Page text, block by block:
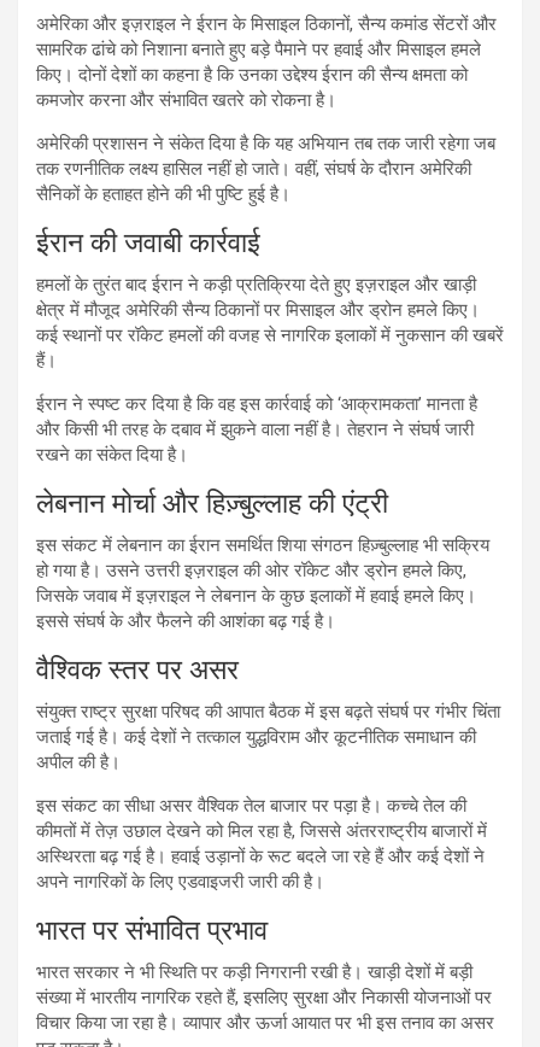
अमेरिका और इज़राइल ने ईरान के मिसाइल ठिकानों, सैन्य कमांड सेंटरों और
सामरिक ढांचे को निशाना बनाते हुए बड़े पैमाने पर हवाई और मिसाइल हमले
किए। दोनों देशों का कहना है कि उनका उद्देश्य ईरान की सैन्य क्षमता को
कमजोर करना और संभावित खतरे को रोकना है।
अमेरिकी प्रशासन ने संकेत दिया है कि यह अभियान तब तक जारी रहेगा जब
तक रणनीतिक लक्ष्य हासिल नहीं हो जाते। वहीं, संघर्ष के दौरान अमेरिकी
सैनिकों के हताहत होने की भी पुष्टि हुई है।
ईरान की जवाबी कार्रवाई
हमलों के तुरंत बाद ईरान ने कड़ी प्रतिक्रिया देते हुए इज़राइल और खाड़ी
क्षेत्र में मौजूद अमेरिकी सैन्य ठिकानों पर मिसाइल और ड्रोन हमले किए।
कई स्थानों पर रॉकेट हमलों की वजह से नागरिक इलाकों में नुकसान की खबरें
हैं।
ईरान ने स्पष्ट कर दिया है कि वह इस कार्रवाई को ‘आक्रामकता’ मानता है
और किसी भी तरह के दबाव में झुकने वाला नहीं है। तेहरान ने संघर्ष जारी
रखने का संकेत दिया है।
लेबनान मोर्चा और हिज़्बुल्लाह की एंट्री
इस संकट में लेबनान का ईरान समर्थित शिया संगठन हिज़्बुल्लाह भी सक्रिय
हो गया है। उसने उत्तरी इज़राइल की ओर रॉकेट और ड्रोन हमले किए,
जिसके जवाब में इज़राइल ने लेबनान के कुछ इलाकों में हवाई हमले किए।
इससे संघर्ष के और फैलने की आशंका बढ़ गई है।
वैश्विक स्तर पर असर
संयुक्त राष्ट्र सुरक्षा परिषद की आपात बैठक में इस बढ़ते संघर्ष पर गंभीर चिंता
जताई गई है। कई देशों ने तत्काल युद्धविराम और कूटनीतिक समाधान की
अपील की है।
इस संकट का सीधा असर वैश्विक तेल बाजार पर पड़ा है। कच्चे तेल की
कीमतों में तेज़ उछाल देखने को मिल रहा है, जिससे अंतरराष्ट्रीय बाजारों में
अस्थिरता बढ़ गई है। हवाई उड़ानों के रूट बदले जा रहे हैं और कई देशों ने
अपने नागरिकों के लिए एडवाइजरी जारी की है।
भारत पर संभावित प्रभाव
भारत सरकार ने भी स्थिति पर कड़ी निगरानी रखी है। खाड़ी देशों में बड़ी
संख्या में भारतीय नागरिक रहते हैं, इसलिए सुरक्षा और निकासी योजनाओं पर
विचार किया जा रहा है। व्यापार और ऊर्जा आयात पर भी इस तनाव का असर